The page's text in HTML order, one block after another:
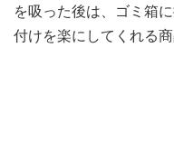
を吸った後は、ゴミ箱
付けを楽にしてくれる商